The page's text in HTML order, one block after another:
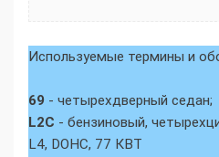
Используемые термины и
69 - четырехдверный седан;
L2C - бензиновый,
L4, DOHC, 77 КВТ